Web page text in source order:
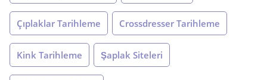
Çıplaklar Tarihleme Crossdresser Tarihleme
Kink Tarihleme Şaplak Siteleri